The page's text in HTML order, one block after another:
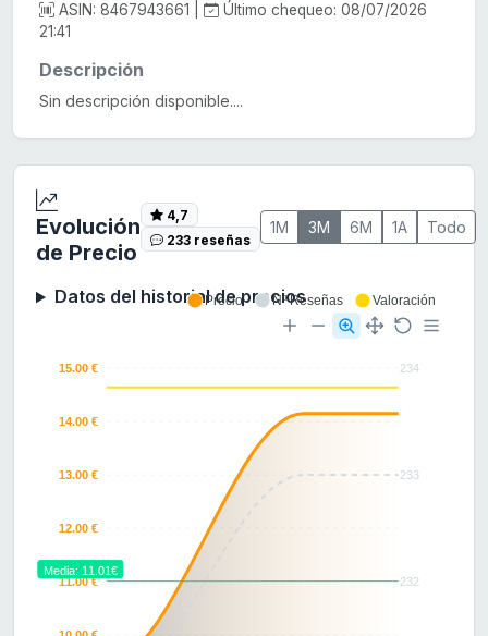
ASIN: 8467943661 |
Último chequeo: 08/07/2026
21:41
Descripción
Sin descripción disponible....
Evolución
de Precio
4,7
233 reseñas
1M 3M 6M 1A Todo
Datos del historial de precios
234
233
232
15.00 €
14.00 €
13.00 €
12.00 €
11.00 €
Media: 11.01€
Precio Nº Reseñas Valoración